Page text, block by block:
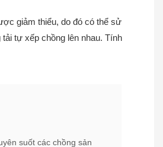
giảm thiểu, do đó có thể sử
tự xếp chồng lên nhau. Tính
suốt các chồng sản